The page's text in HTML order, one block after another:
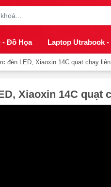
- Đồ Họa Laptop Utrabook -
đèn LED, Xiaoxin 14C quạt chạy
Xiaoxin 14C quạt